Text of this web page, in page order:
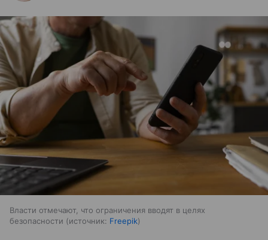
Власти отмечают, что ограничения вводят в целях
безопасности
источник: Freepik